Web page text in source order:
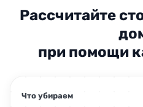
Рассчитайте
при помощи
Что убираем